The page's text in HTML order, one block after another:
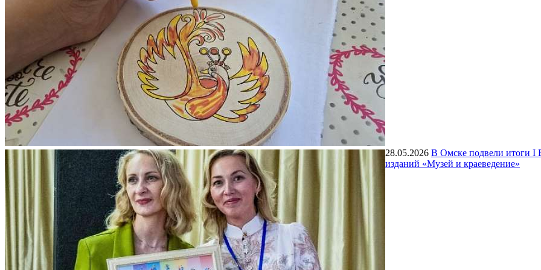
28.05.2026 В Омске подвели итоги I
изданий «Музей и краеведение»